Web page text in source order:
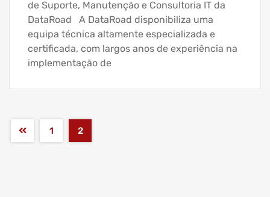
de Suporte, Manutenção e Consultoria IT da
DataRoad A DataRoad disponibiliza uma
equipa técnica altamente especializada e
certificada, com largos anos de experiência na
implementação de
1 2